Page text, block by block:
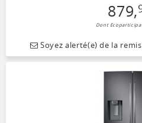
879,
Dont
Soyez alerté(e) de la